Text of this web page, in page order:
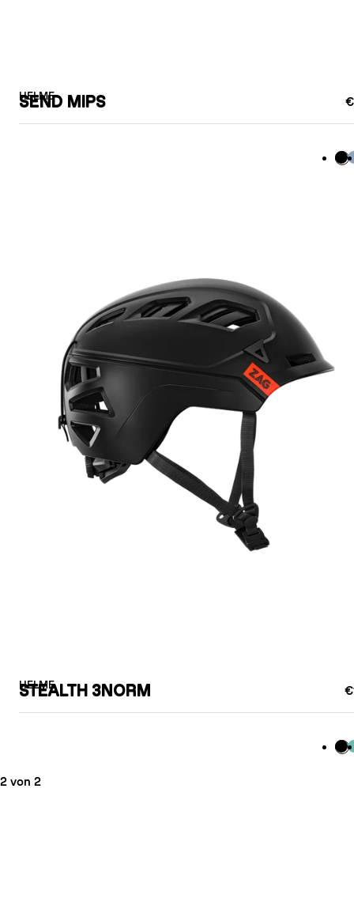
HELME
SEND MIPS
HELME
STEALTH 3NORM
2 von 2